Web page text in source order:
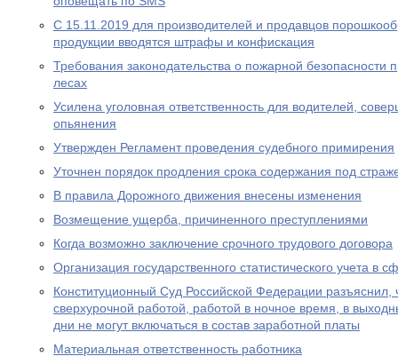
С 15.11.2019 для производителей и продавцов
продукции вводятся штрафы и конфискация
Требования законодательства о пожарной безопасности
лесах
Усилена уголовная ответственность для водителей,
опьянения
Утвержден Регламент проведения судебного примирения
Уточнен порядок продления срока содержания под
В правила Дорожного движения внесены изменения
Возмещение ущерба, причиненного преступлениями
Когда возможно заключение срочного трудового договора
Организация государственного статистического учета в
Конституционный Суд Российской Федерации разъяснил,
сверхурочной работой, работой в ночное время, в
дни не могут включаться в состав заработной платы
Материальная ответственность работника